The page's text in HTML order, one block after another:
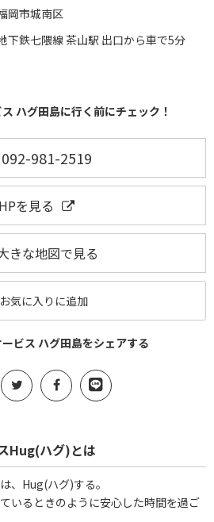
岡市城南区
下鉄七隈線 茶山駅 出口から車で5分
ハグ田島に行く前にチェック！
092-981-2519
HPを見る
きな地図で見る
お気に入りに追加
ビス ハグ田島をシェアする
Hug(ハグ)とは
、Hug(ハグ)する。
いるときのように安心した時間を過ご